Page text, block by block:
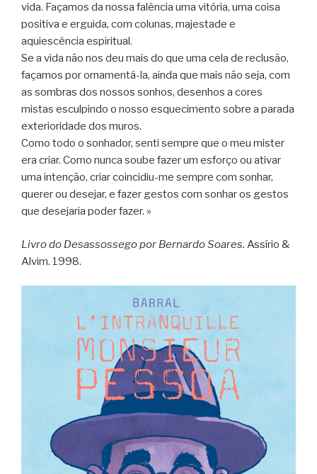
vida. Façamos da nossa falência uma vitória, uma coisa
positiva e erguida, com colunas, majestade e
aquiescência espiritual.
Se a vida não nos deu mais do que uma cela de reclusão,
façamos por ornamentá-la, ainda que mais não seja, com
as sombras dos nossos sonhos, desenhos a cores
mistas esculpindo o nosso esquecimento sobre a parada
exterioridade dos muros.
Como todo o sonhador, senti sempre que o meu mister
era criar. Como nunca soube fazer um esforço ou ativar
uma intenção, criar coincidiu-me sempre com sonhar,
querer ou desejar, e fazer gestos com sonhar os gestos
que desejaria poder fazer. »
Livro do Desassossego por Bernardo Soares. Assírio &
Alvim. 1998.